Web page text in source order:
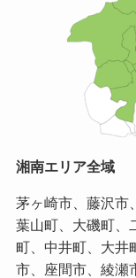
湘南エリア全域
茅ヶ崎市、藤沢市
葉山町、大磯町、
町、中井町、大井
市、座間市、綾瀬